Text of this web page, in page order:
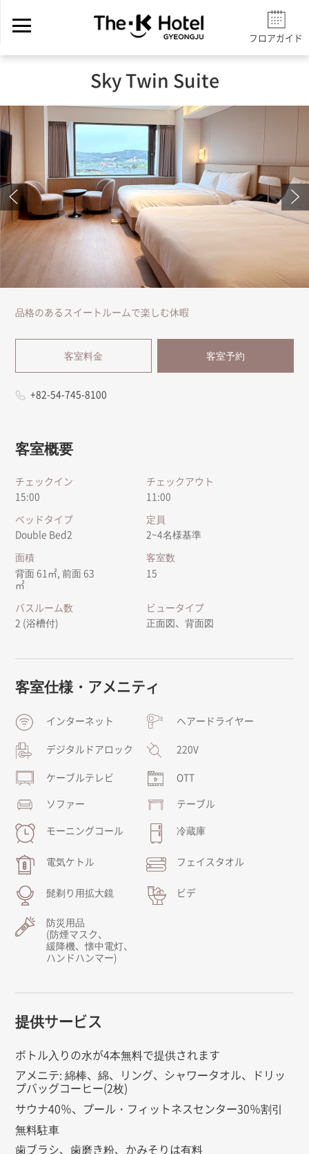
フロアガイド
Sky Twin Suite
品格のあるスイートルームで楽しむ休暇
客室料金 客室予約
+82-54-745-8100
客室概要
チェックイン
15:00
チェックアウト
11:00
ベッドタイプ
Double Bed2
定員
2~4名様基準
面積
背面 61㎡, 前面 63
㎡
客室数
15
バスルーム数
2 (浴槽付)
ビュータイプ
正面図、背面図
客室仕様・アメニティ
インターネット ヘアードライヤー
デジタルドアロック 220V
ケーブルテレビ
OTT
ソファー
テーブル
モーニングコール
冷蔵庫
電気ケトル フェイスタオル
髭剃り用拡大鏡 ビデ
防災用品
(防煙マスク、
緩降機、懐中電灯、
ハンドハンマー)
提供サービス
ボトル入りの水が4本無料で提供されます
アメニテ: 綿棒、綿、リング、シャワータオル、ドリッ
プバッグコーヒー(2枚)
サウナ40％、プール・フィットネスセンター30％割引
無料駐車
歯ブラシ、歯磨き粉、かみそりは有料